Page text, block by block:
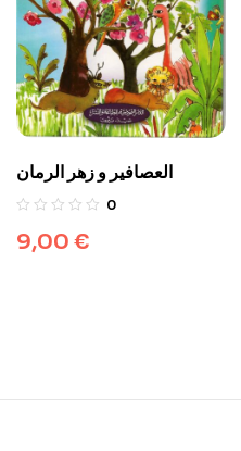
العصافير و زهر الرمان
0
9,00 €